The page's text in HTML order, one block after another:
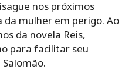
nos próximos
da mulher em perigo. Ao
da novela Reis,
para facilitar seu